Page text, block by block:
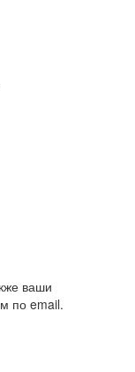
ваши
по email.